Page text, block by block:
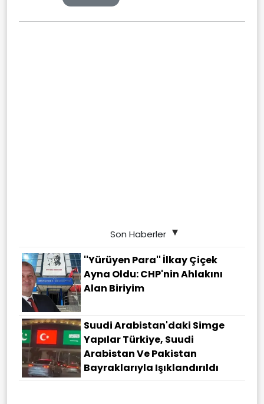
Son Haberler
''Yürüyen Para'' İlkay Çiçek
Ayna Oldu: CHP'nin Ahlakını
Alan Biriyim
Suudi Arabistan'daki Simge
Yapılar Türkiye, Suudi
Arabistan Ve Pakistan
Bayraklarıyla Işıklandırıldı